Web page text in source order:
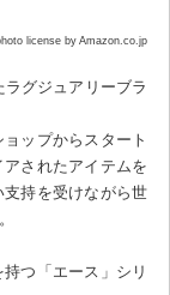
license by Amazon.co.jp
グジュアリーブラ
ップからスタート
されたアイテムを
持を受けながら世
つ「エース」シリ